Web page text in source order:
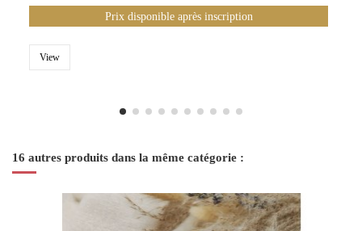
Prix disponible après inscription
View
16 autres produits dans la même catégorie :